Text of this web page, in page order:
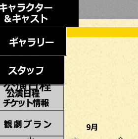
公演日程
9月